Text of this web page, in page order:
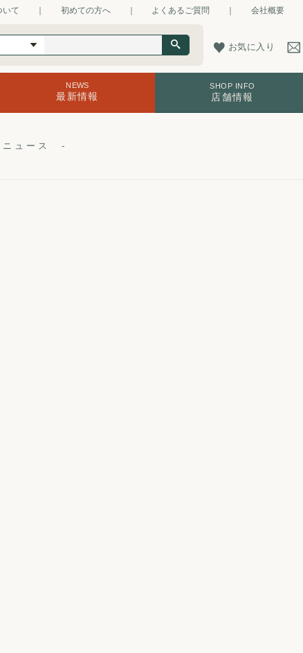
いて 初めての方へ よくあるご質問 会社概要
お気に入り
NEWS
最新情報
SHOP INFO
店舗情報
ニュース